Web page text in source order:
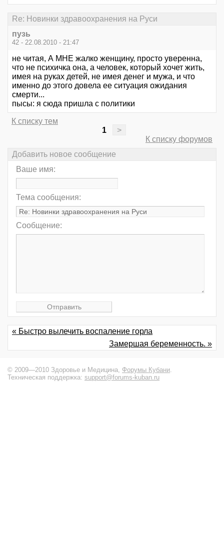
Re: Новинки здравоохранения на Руси
пузь
42 - 22.08.2010 - 21:47
не читая, А МНЕ жалко женщину, просто уверенна,
что не психичка она, а человек, который хочет жить,
имея на руках детей, не имея денег и мужа, и что
именно до этого довела ее ситуация ожидания
смерти...
пысы: я сюда пришла с политики
К списку тем
1
>
К списку форумов
Добавить новое сообщение
Ваше имя:
Тема сообщения:
Сообщение:
« Быстро вылечить воспаление горла
Замершая беременность. »
© 2009—2010 Здоровье и Медицина, Форумы Кубани.
Техническая поддержка: support@forums-kuban.ru